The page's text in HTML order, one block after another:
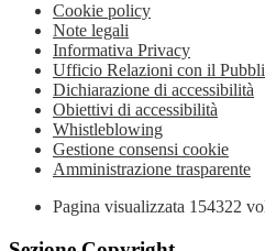
Cookie policy
Note legali
Informativa Privacy
Ufficio Relazioni con il
Dichiarazione di accessibilità
Obiettivi di accessibilità
Whistleblowing
Gestione consensi cookie
Amministrazione trasparente
Pagina visualizzata 154322